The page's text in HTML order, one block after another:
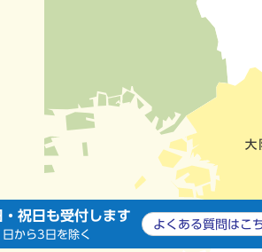
・祝日も受付します
から3日を除く
よくある質問は こ